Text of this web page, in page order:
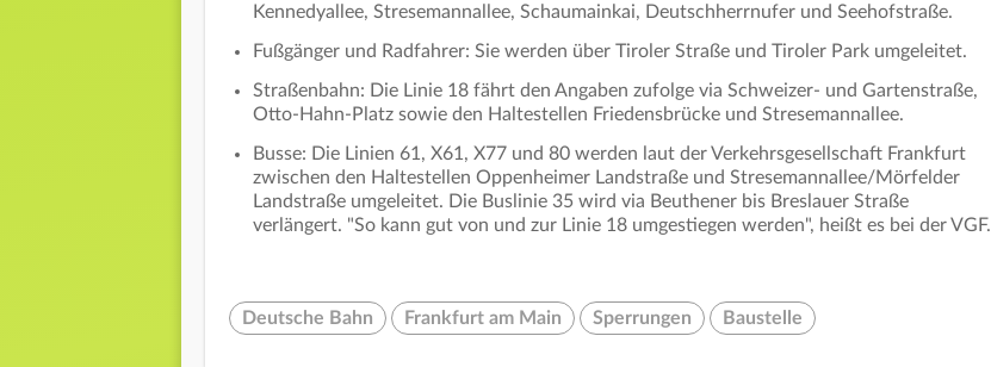
Kennedyallee, Stresemannallee, Schaumainkai, Deutschherrnufer und Seehofstraße.
Fußgänger und Radfahrer: Sie werden über Tiroler Straße und Tiroler Park umgeleitet.
Straßenbahn: Die Linie 18 fährt den Angaben zufolge via Schweizer- und Gartenstraße,
Otto-Hahn-Platz sowie den Haltestellen Friedensbrücke und Stresemannallee.
Busse: Die Linien 61, X61, X77 und 80 werden laut der Verkehrsgesellschaft Frankfurt
zwischen den Haltestellen Oppenheimer Landstraße und Stresemannallee/Mörfelder
Landstraße umgeleitet. Die Buslinie 35 wird via Beuthener bis Breslauer Straße
verlängert. "So kann gut von und zur Linie 18 umgestiegen werden", heißt es bei der VGF.
Deutsche Bahn Frankfurt am Main Sperrungen Baustelle